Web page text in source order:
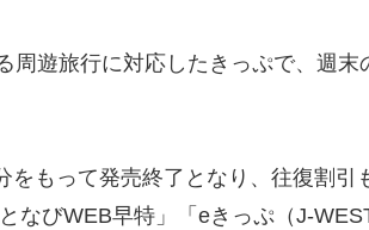
周遊旅行に対応したきっぷで、週末
をもって発売終了となり、往復割引
なびWEB早特」「eきっぷ（J-